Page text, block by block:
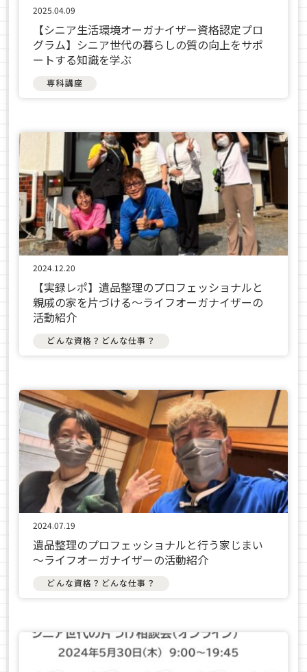
2025.04.09
【シニア生活環境オーガナイザー資格認定プロ
グラム】シニア世代の暮らしの質の向上をサポ
ートする知識を学ぶ
専科講座
2024.12.20
【実録レポ】遺品整理のプロフェッショナルと
親戚の家を片づける～ライフオーガナイザーの
活動紹介
どんな資格？どんな仕事？
2024.07.19
遺品整理のプロフェッショナルと行う家じまい
～ライフオーガナイザーの活動紹介
どんな資格？どんな仕事？